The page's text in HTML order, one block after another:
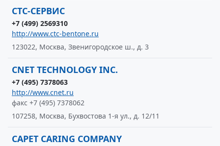
CTC-СЕРВИС
+7 (499) 2569310
http://www.ctc-bentone.ru
123022, Москва, Звенигородское ш., д. 3
CNET TECHNOLOGY INC.
+7 (495) 7378063
http://www.cnet.ru
факс +7 (495) 7378062
107258, Москва, Бухвостова 1-я ул., д. 12/11
CAPET CARING COMPANY